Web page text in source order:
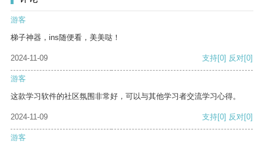
游客
梯子神器，ins随便看，美美哒！
2024-11-09 支持[0] 反对[0]
游客
这款学习软件的社区氛围非常好，可以与其他学习者交流学习心得。
2024-11-09 支持[0] 反对[0]
游客